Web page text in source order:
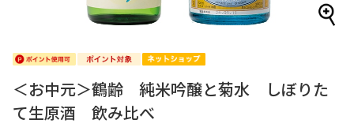
＜お中元＞鶴齢 純米吟醸と菊水 しぼりた
て生原酒 飲み比べ